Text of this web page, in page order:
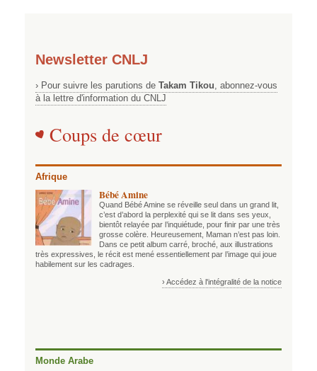
Newsletter CNLJ
› Pour suivre les parutions de Takam Tikou, abonnez-vous
à la lettre d'information du CNLJ
Coups de cœur
Afrique
Bébé Amine
Quand Bébé Amine se réveille seul dans un grand lit,
c’est d’abord la perplexité qui se lit dans ses yeux,
bientôt relayée par l’inquiétude, pour finir par une très
grosse colère. Heureusement, Maman n’est pas loin.
Dans ce petit album carré, broché, aux illustrations
très expressives, le récit est mené essentiellement par l’image qui joue
habilement sur les cadrages.
› Accédez à l'intégralité de la notice
Monde Arabe